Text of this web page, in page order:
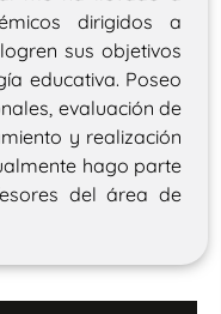
dirigidos a
sus objetivos
educativa. Poseo
evaluación de
y realización
hago parte
del área de